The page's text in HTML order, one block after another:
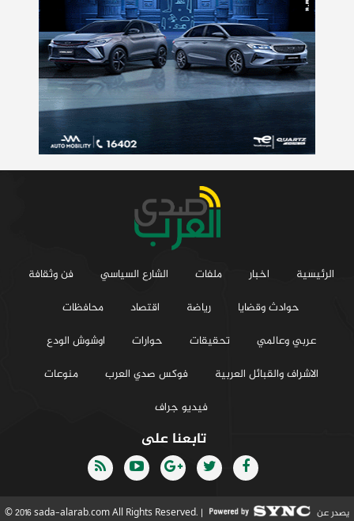
الرئيسية اخبار ملفات الشارع السياسي
فن وثقافة
حوادث وقضايا
رياضة اقتصاد
محافظات
عربي وعالمي
تحقيقات حوارات
اوشوش الودع
الاشراف والقبائل العربية
فوكس صدي العرب
منوعات
فيديو جراف
تابعنا على
© 2016 sada-alarab.com All Rights Reserved. | يصدر عن